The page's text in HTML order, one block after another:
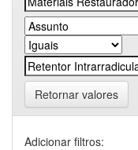
Retornar valores
Adicionar filtros: